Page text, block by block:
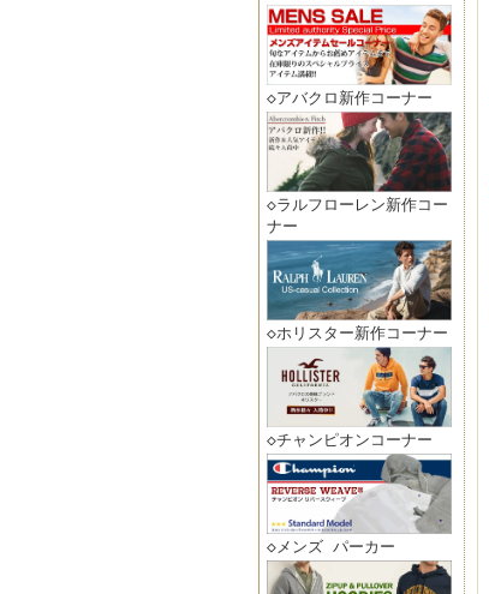
◇アバクロ新作コーナー
◇ラルフローレン新作コー
ナー
◇ホリスター新作コーナー
◇チャンピオンコーナー
◇メンズ パーカー